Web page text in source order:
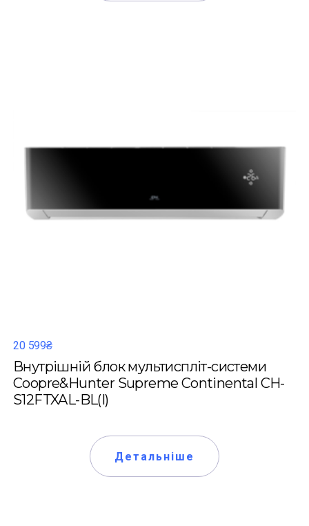
20 599₴
Внутрішній блок мультиспліт-системи
Coopre&Hunter Supreme Continental CH-
S12FTXAL-BL(I)
Детальніше